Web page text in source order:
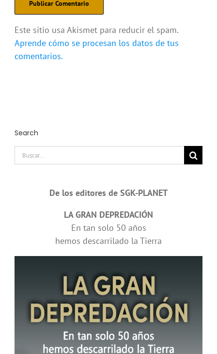
Este sitio usa Akismet para reducir el spam.
Aprende cómo se procesan los datos de tus
comentarios.
Search
Buscar:
De los editores de SGK-PLANET
LA GRAN DEPREDACIÓN
En tan solo 50 años
hemos descarrilado la Tierra